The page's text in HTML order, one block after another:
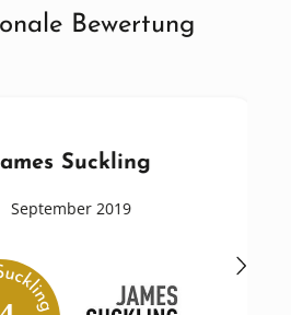
Bewertung
Suckling
2019